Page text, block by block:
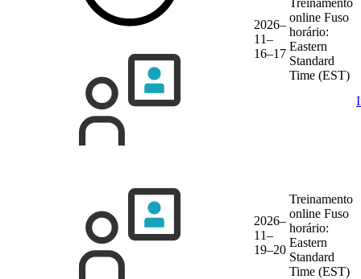
2026–
11–
16–17
Treinamento
online Fuso
horário:
Eastern
Standard
Time (EST)
2026–
11–
19–20
Treinamento
online Fuso
horário:
Eastern
Standard
Time (EST)